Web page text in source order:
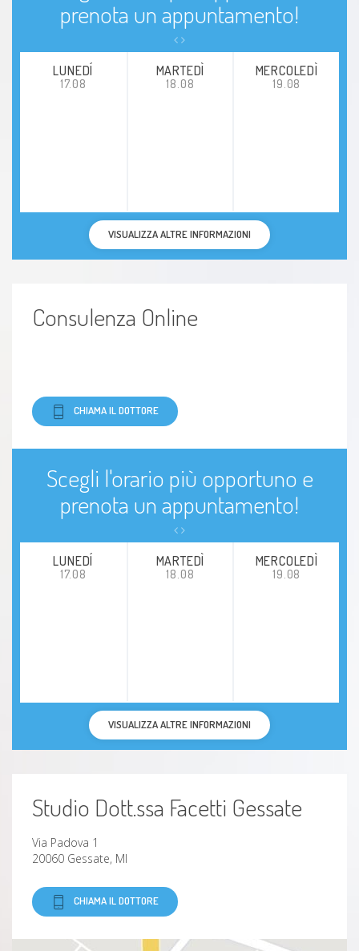
Psicologia del femminile
Psicologia della gravidanza
Depressione
disturbo mentale
Nevrosi
emdr
prenota un appuntamento!
LUNEDÍ
17.08
MARTEDÌ
18.08
MERCOLEDÌ
19.08
VISUALIZZA ALTRE INFORMAZIONI
Consulenza Online
CHIAMA IL DOTTORE
Scegli l'orario più opportuno e
prenota un appuntamento!
LUNEDÍ
17.08
MARTEDÌ
18.08
MERCOLEDÌ
19.08
VISUALIZZA ALTRE INFORMAZIONI
Studio Dott.ssa Facetti Gessate
Via Padova 1
20060 Gessate, MI
CHIAMA IL DOTTORE